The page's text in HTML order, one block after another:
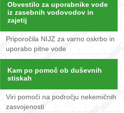
Obvestilo za uporabnike vode
iz zasebnih vodovodov in
zajetij
Priporočila NIJZ za varno oskrbo in
uporabo pitne vode
Kam po pomoč ob duševnih
stiskah
Viri pomoči na področju nekemičnih
zasvojenosti